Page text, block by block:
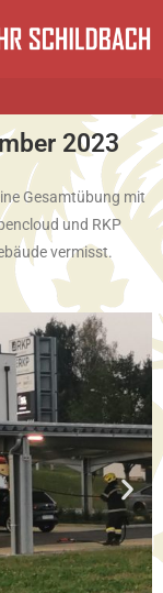
2023
Gesamtübung mit
und RKP
vermisst.